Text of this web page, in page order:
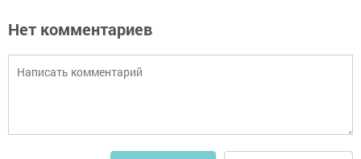
Нет комментариев